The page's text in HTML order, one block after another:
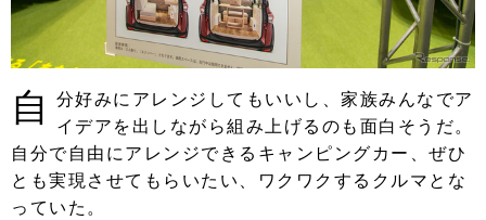
自
分好みにアレンジしてもいいし、家族みんなでア
イデアを出しながら組み上げるのも面白そうだ。
自分で自由にアレンジできるキャンピングカー、ぜひ
とも実現させてもらいたい、ワクワクするクルマとな
っていた。